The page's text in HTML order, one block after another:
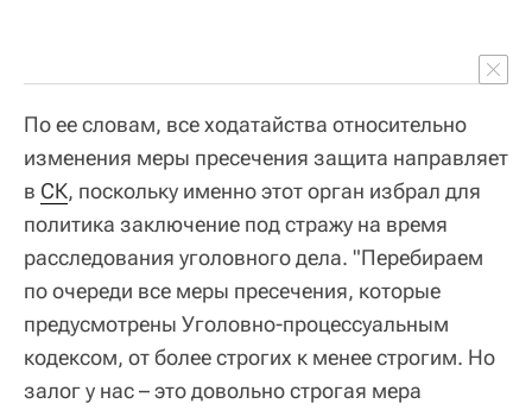
По ее словам, все ходатайства относительно
изменения меры пресечения защита направляет
в СК, поскольку именно этот орган избрал для
политика заключение под стражу на время
расследования уголовного дела. "Перебираем
по очереди все меры пресечения, которые
предусмотрены Уголовно-процессуальным
кодексом, от более строгих к менее строгим. Но
залог у нас – это довольно строгая мера